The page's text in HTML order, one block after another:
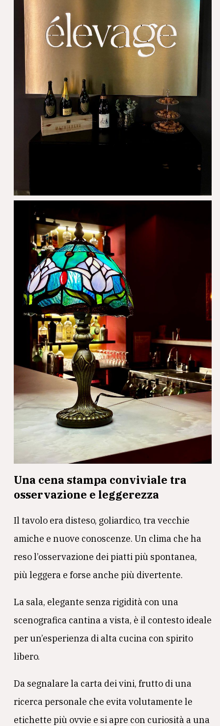
Una cena stampa conviviale tra
osservazione e leggerezza
Il tavolo era disteso, goliardico, tra vecchie
amiche e nuove conoscenze. Un clima che ha
reso l’osservazione dei piatti più spontanea,
più leggera e forse anche più divertente.
La sala, elegante senza rigidità con una
scenografica cantina a vista, è il contesto ideale
per un’esperienza di alta cucina con spirito
libero.
Da segnalare la carta dei vini, frutto di una
ricerca personale che evita volutamente le
etichette più ovvie e si apre con curiosità a una